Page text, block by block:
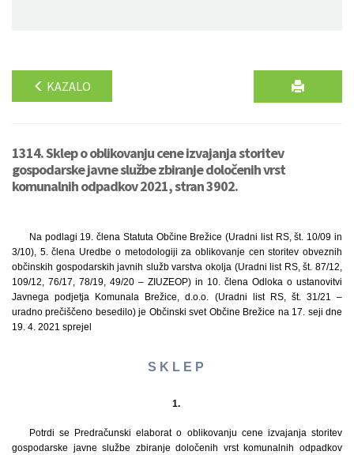
KAZALO
1314. Sklep o oblikovanju cene izvajanja storitev
gospodarske javne službe zbiranje določenih vrst
komunalnih odpadkov 2021, stran 3902.
Na podlagi 19. člena Statuta Občine Brežice (Uradni list RS, št. 10/09 in
3/10), 5. člena Uredbe o metodologiji za oblikovanje cen storitev obveznih
občinskih gospodarskih javnih služb varstva okolja (Uradni list RS, št. 87/12,
109/12, 76/17, 78/19, 49/20 – ZIUZEOP) in 10. člena Odloka o ustanovitvi
Javnega podjetja Komunala Brežice, d.o.o. (Uradni list RS, št. 31/21 –
uradno prečiščeno besedilo) je Občinski svet Občine Brežice na 17. seji dne
19. 4. 2021 sprejel
S K L E P
1.
Potrdi se Predračunski elaborat o oblikovanju cene izvajanja storitev
gospodarske javne službe zbiranje določenih vrst komunalnih odpadkov